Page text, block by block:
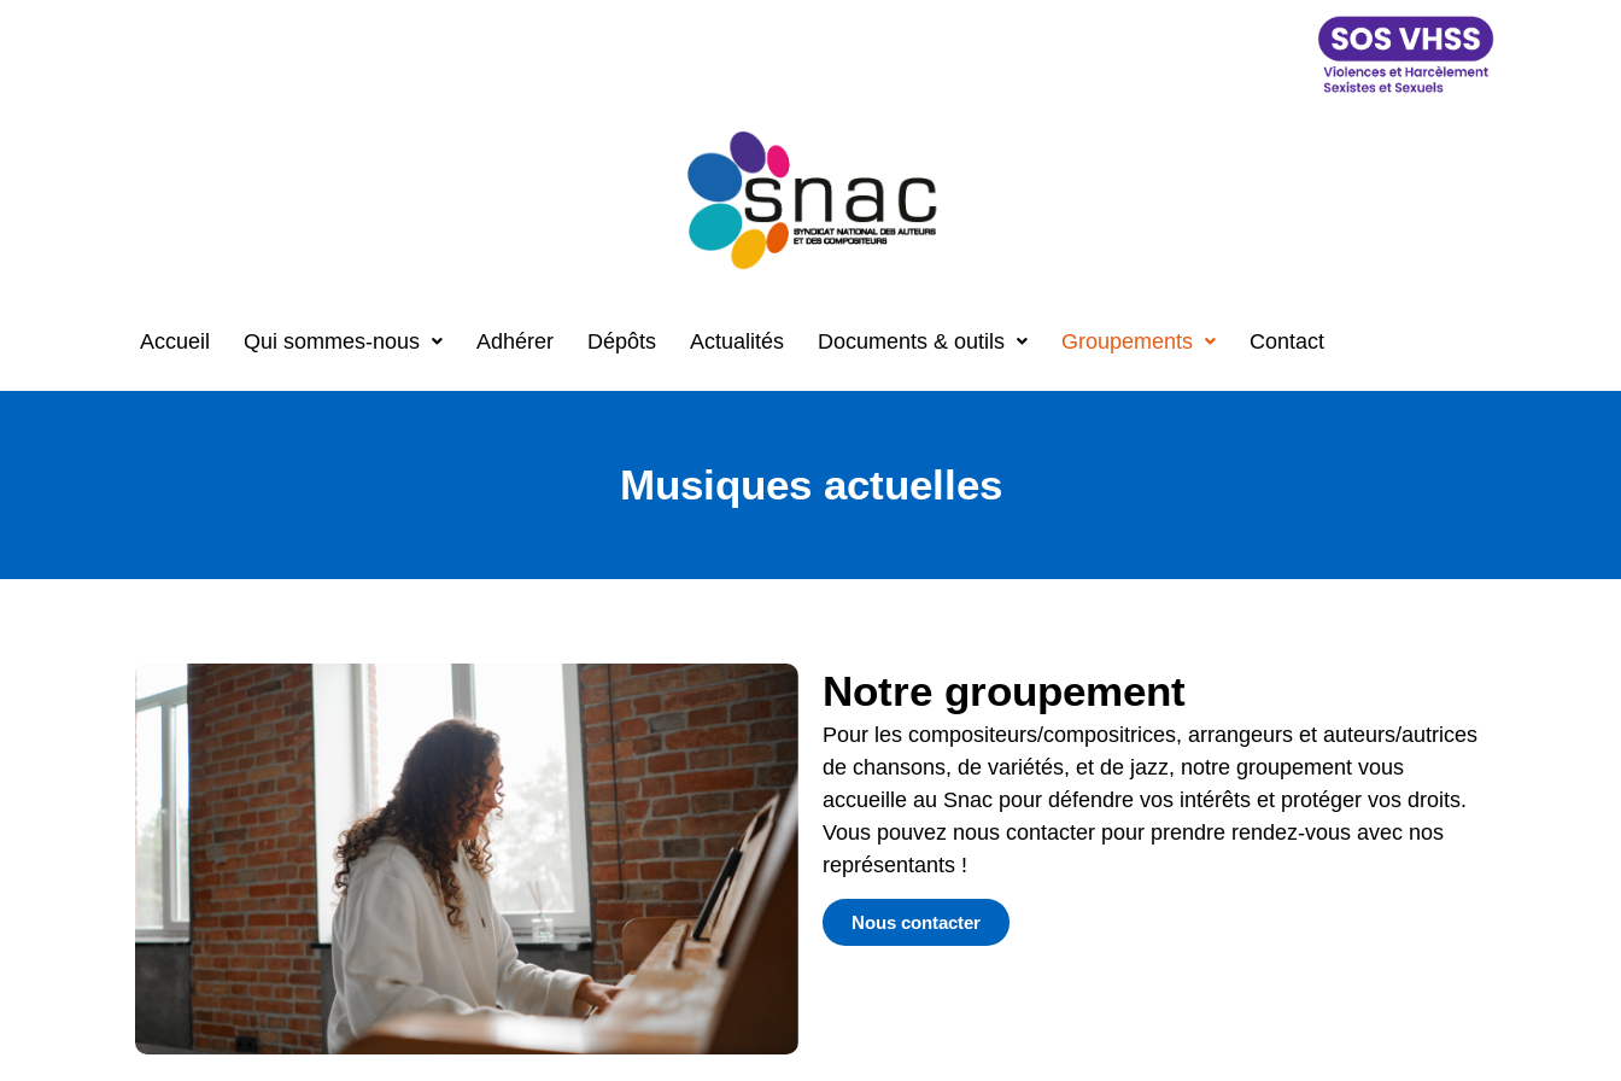
Accueil Qui sommes-nous Adhérer Dépôts Actualités Documents & outils Groupements Contact
Musiques actuelles
Notre groupement
Pour les compositeurs/compositrices, arrangeurs et auteurs/autrices
de chansons, de variétés, et de jazz, notre groupement vous
accueille au Snac pour défendre vos intérêts et protéger vos droits.
Vous pouvez nous contacter pour prendre rendez-vous avec nos
représentants !
Nous contacter